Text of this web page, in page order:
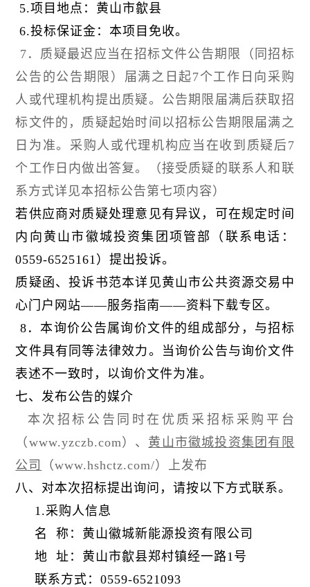
5.项目地点：黄山市歙县
6.投标保证金：本项目免收。
7 ．质疑最迟应当在招标文件公告期限（同招标
公告的公告期限）届满之日起7个工作日向采购
人或代理机构提出质疑。公告期限届满后获取招
标文件的，质疑起始时间以招标公告期限届满之
日为准。采购人或代理机构应当在收到质疑后7
个工作日内做出答复。（接受质疑的联系人和联
系方式详见本招标公告第七项内容）
若供应商对质疑处理意见有异议，可在规定时间
内向黄山市徽城投资集团项管部（联系电话：
0559-6525161）提出投诉。
质疑函、投诉书范本详见黄山市公共资源交易中
心门户网站——服务指南——资料下载专区。
8．本询价公告属询价文件的组成部分，与招标
文件具有同等法律效力。当询价公告与询价文件
表述不一致时，以询价文件为准。
七、发布公告的媒介
本次招标公告同时在优质采招标采购平台
（www.yzczb.com）、 黄山市徽城投资集团有限
公司
（www.hshctz.com/）上发布
八、对本次招标提出询问，请按以下方式联系。
1.采购人信息
名 称：黄山徽城新能源投资有限公司
地 址：黄山市歙县郑村镇经一路1号
联系方式：0559-6521093